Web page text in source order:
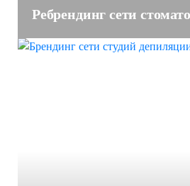
Ребрендинг сети